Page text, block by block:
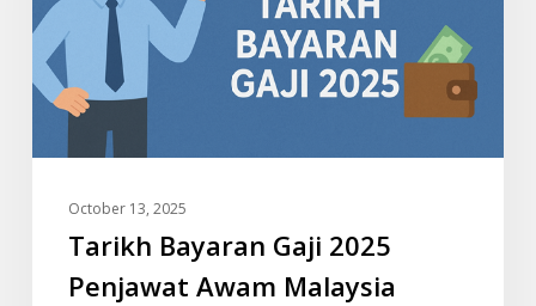
Awam
Malaysia
(Jadual
Rasmi)
October 13, 2025
Tarikh Bayaran Gaji 2025
Penjawat Awam Malaysia